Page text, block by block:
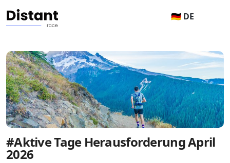
🇩🇪 DE
#Aktive Tage Herausforderung April
2026